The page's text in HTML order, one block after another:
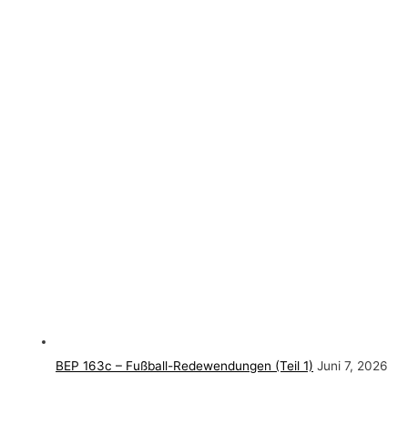
BEP 163c – Fußball-Redewendungen (Teil 1) Juni 7, 2026